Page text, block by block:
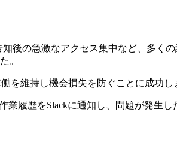
後の急激なアクセス集中など、多くの
。
を維持し機会損失を防ぐことに成功し
業履歴をSlackに通知し、問題が発生